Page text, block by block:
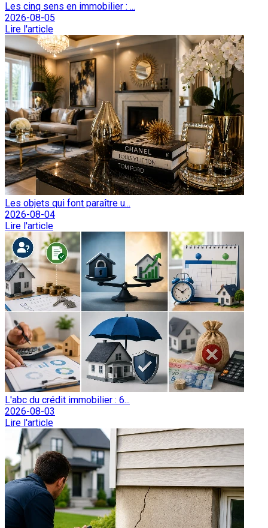
Les cinq sens en immobilier : ...
2026-08-05
Lire l'article
Les objets qui font paraître u...
2026-08-04
Lire l'article
L'abc du crédit immobilier : 6...
2026-08-03
Lire l'article